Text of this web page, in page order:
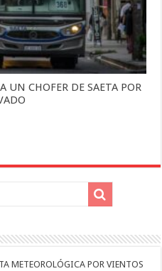
UN CHOFER DE SAETA POR
METEOROLÓGICA POR VIENTOS